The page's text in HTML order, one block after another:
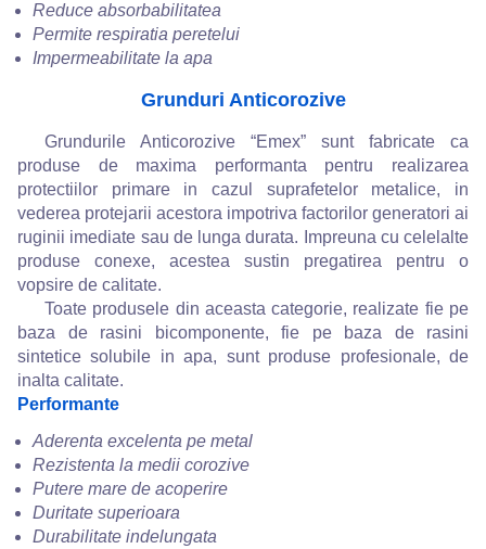
Reduce absorbabilitatea
Permite respiratia peretelui
Impermeabilitate la apa
Grunduri Anticorozive
Grundurile Anticorozive “Emex” sunt fabricate ca
produse de maxima performanta pentru realizarea
protectiilor primare in cazul suprafetelor metalice, in
vederea protejarii acestora impotriva factorilor generatori ai
ruginii imediate sau de lunga durata. Impreuna cu celelalte
produse conexe, acestea sustin pregatirea pentru o
vopsire de calitate.
Toate produsele din aceasta categorie, realizate fie pe
baza de rasini bicomponente, fie pe baza de rasini
sintetice solubile in apa, sunt produse profesionale, de
inalta calitate.
Performante
Aderenta excelenta pe metal
Rezistenta la medii corozive
Putere mare de acoperire
Duritate superioara
Durabilitate indelungata